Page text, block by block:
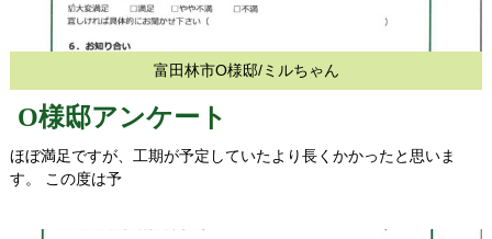
富田林市O様邸/ミルちゃん
O様邸アンケート
ほぼ満足ですが、工期が予定していたより長くかかったと思いま
す。 この度は予